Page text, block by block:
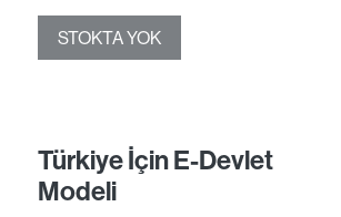
STOKTA YOK
Türkiye İçin E-Devlet
Modeli